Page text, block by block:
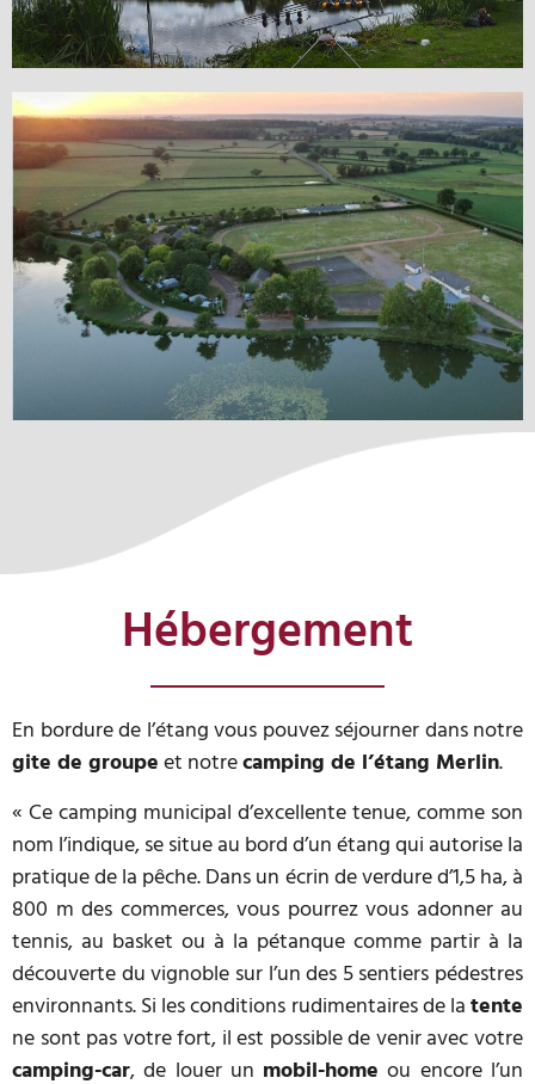
Hébergement
En bordure de l’étang vous pouvez séjourner dans notre
gite de groupeet notrecamping de l’étang Merlin.
« Ce camping municipal d’excellente tenue, comme son
nom l’indique, se situe au bord d’un étang qui autorise la
pratique de la pêche. Dans un écrin de verdure d’1,5 ha, à
800 m des commerces, vous pourrez vous adonner au
tennis, au basket ou à la pétanque comme partir à la
découverte du vignoble sur l’un des 5 sentiers pédestres
environnants. Si les conditions rudimentaires de latente
ne sont pas votre fort, il est possible de venir avec votre
camping-car, de louer un mobil-home ou encore l’un